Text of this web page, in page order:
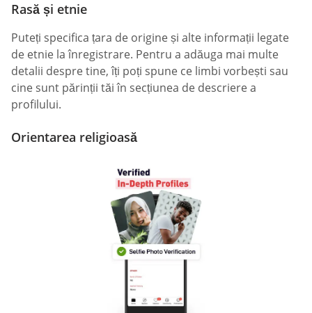
Rasă și etnie
Puteți specifica țara de origine și alte informații legate
de etnie la înregistrare. Pentru a adăuga mai multe
detalii despre tine, îți poți spune ce limbi vorbești sau
cine sunt părinții tăi în secțiunea de descriere a
profilului.
Orientarea religioasă